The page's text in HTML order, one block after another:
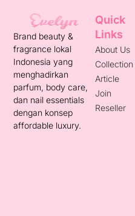
Brand beauty &
fragrance lokal
Indonesia yang
menghadirkan
parfum, body care,
dan nail essentials
dengan konsep
affordable luxury.
Quick
Links
About Us
Collection
Article
Join
Reseller